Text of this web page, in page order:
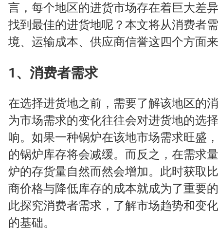
言，每个地区的进货市场存在着巨大差
找到最佳的进货地呢？本文将从消费者
境、运输成本、供应商信誉这四个方面
1、消费者需求
在选择进货地之前，需要了解该地区的
为市场需求的变化往往会对进货地的选
响。如果一种锅炉在该地市场需求旺盛
的锅炉库存将会减缓。而反之，在需求
炉的存货量自然而然会增加。此时获取
商价格与降低库存的成本就成为了重要
此探究消费者需求，了解市场趋势和变
的基础。